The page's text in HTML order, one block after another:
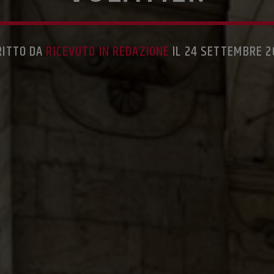
DARICEVUTO IN REDAZIONE IL 24 SETTEMBRE